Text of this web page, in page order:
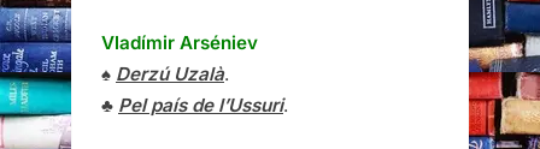
Vladímir Arséniev
♠ Derzú Uzalà.
♣ Pel país de l’Ussuri.